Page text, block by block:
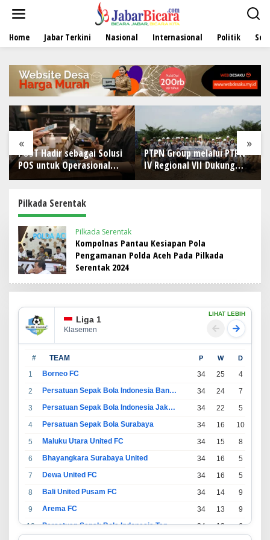
t
Home Jabar Terkini Nasional Internasional Politik
« »
sebagai Solusi
Operasional
PTPN Group melalui PTPN
IV Regional VII Dukung
Peningkatan Kompetensi
Tim
Pilkada Serentak
Pilkada Serentak
Kompolnas Pantau Kesiapan Pola
Pengamanan Polda Aceh Pada Pilkada
Serentak 2024
Liga 1
Klasemen
LIHAT LEBIH
# TEAM P W D
1 Borneo FC 34 25 4
2
Persatuan Sepak Bola Indonesia Bandung 34 24 7
3
Persatuan Sepak Bola Indonesia Jakarta 34 22 5
4
Persatuan Sepak Bola Surabaya 34 16 10
5
Maluku Utara United FC 34 15 8
6
Bhayangkara Surabaya United 34 16 5
7
Dewa United FC 34 16 5
8
Bali United Pusam FC 34 14 9
9
Arema FC 34 13 9
10
Persatuan Sepak Bola Indonesia Tangerang 34 13 6